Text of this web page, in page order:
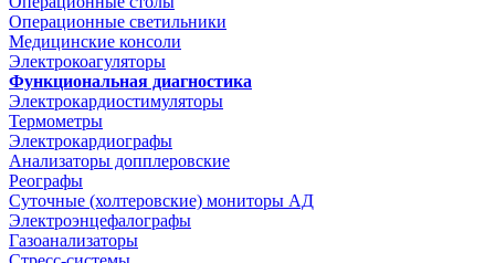
Операционные светильники
Медицинские консоли
Электрокоагуляторы
Функциональная диагностика
Электрокардиостимуляторы
Термометры
Электрокардиографы
Анализаторы допплеровские
Реографы
Суточные (холтеровские) мониторы АД
Электроэнцефалографы
Газоанализаторы